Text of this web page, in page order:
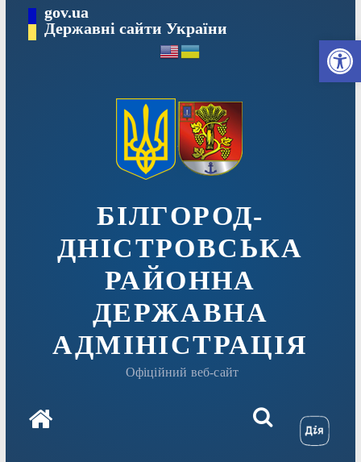
вмісту
gov.ua
Державні сайти України
БІЛГОРОД-
ДНІСТРОВСЬКА
РАЙОННА
ДЕРЖАВНА
АДМІНІСТРАЦІЯ
Офіційний веб-сайт